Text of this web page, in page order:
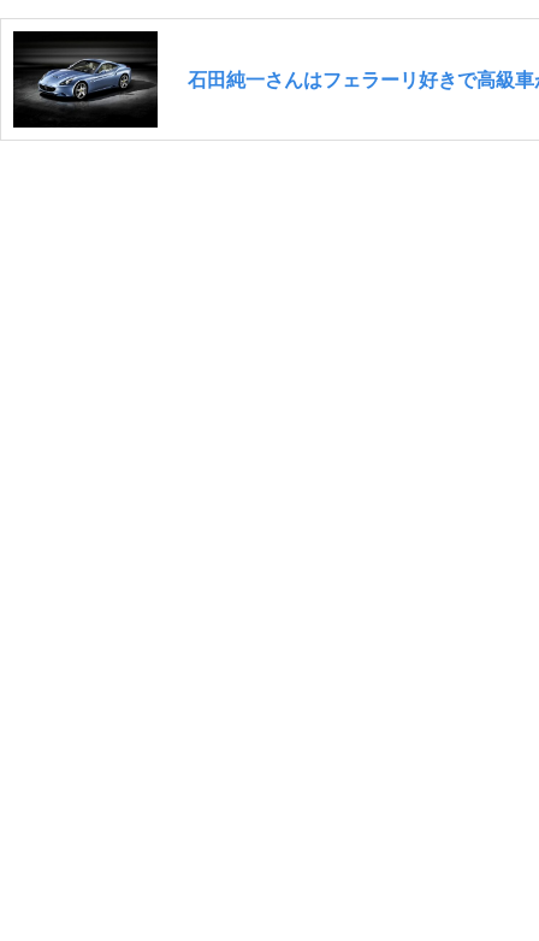
石田純一さんはフェラーリ好きで高級